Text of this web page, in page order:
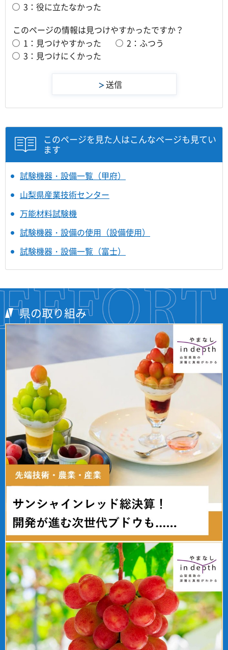
3：役に立たなかった
このページの情報は見つけやすかったですか？
1：見つけやすかった
2：ふつう
3：見つけにくかった
このページを見た人はこんなページも見てい
ます
試験機器・設備一覧（甲府）
山梨県産業技術センター
万能材料試験機
試験機器・設備の使用（設備使用）
試験機器・設備一覧（富士）
県の取り組み